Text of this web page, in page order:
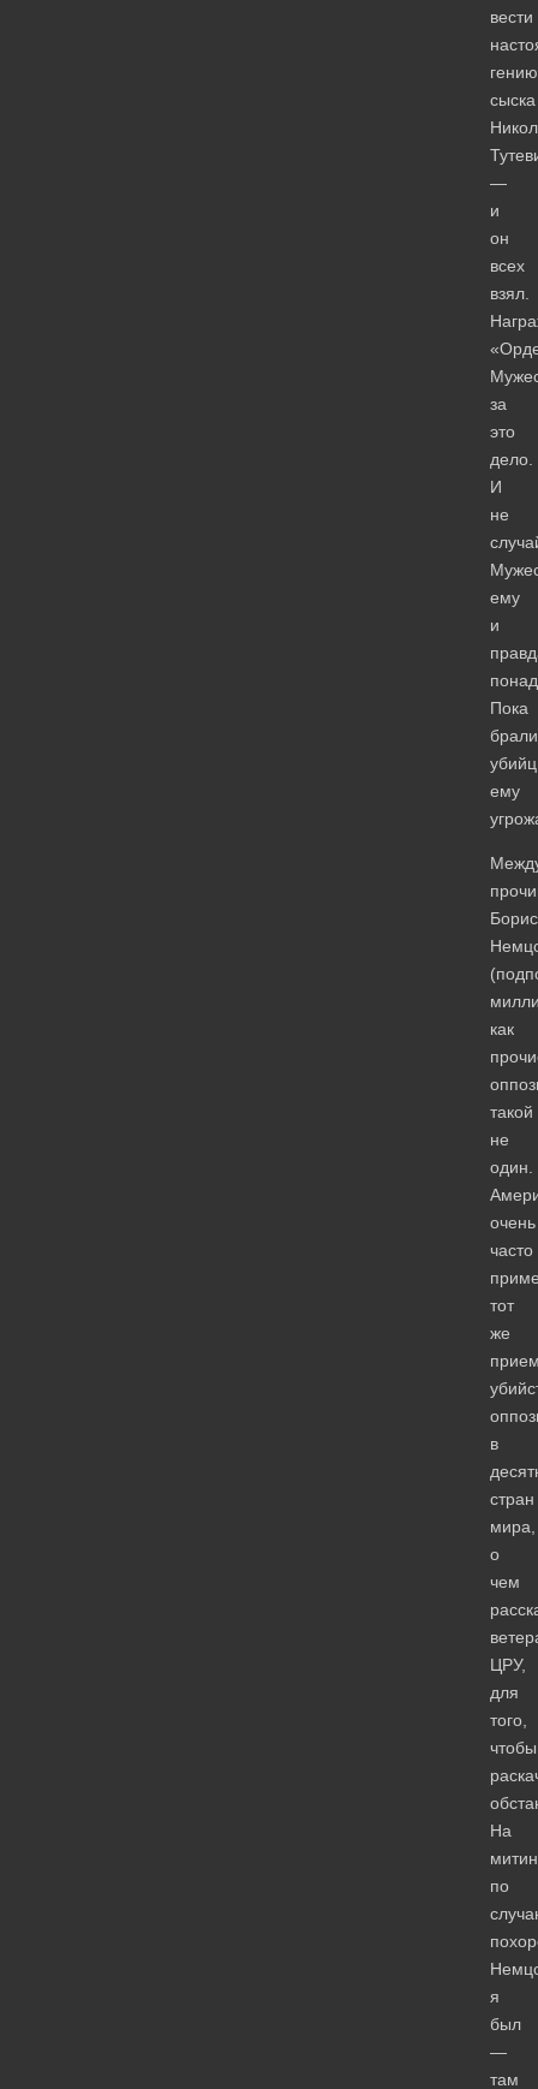
вести
гению
сыска
—
и
он
всех
взял.
за
это
дело.
И
не
ему
и
Пока
брали
ему
Борис
как
такой
не
один.
очень
часто
тот
же
в
стран
мира,
о
чем
ЦРУ,
для
того,
чтобы
На
по
я
был
—
там